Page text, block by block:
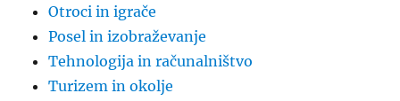
Otroci in igrače
Posel in izobraževanje
Tehnologija in računalništvo
Turizem in okolje